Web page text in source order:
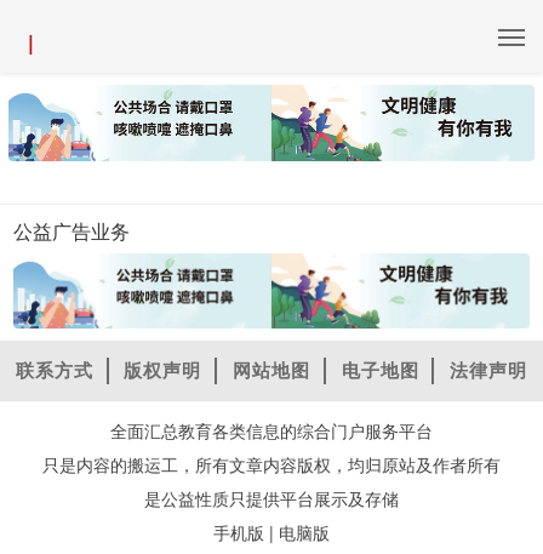
|
公益广告业务
联系方式 版权声明 网站地图 电子地图 法律声明
全面汇总教育各类信息的综合门户服务平台
只是内容的搬运工，所有文章内容版权，均归原站及作者所有
是公益性质只提供平台展示及存储
手机版 | 电脑版